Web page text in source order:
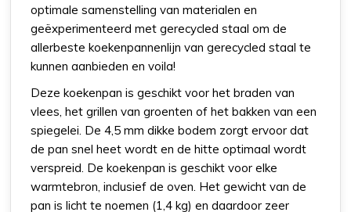
optimale samenstelling van materialen en
geëxperimenteerd met gerecycled staal om de
allerbeste koekenpannenlijn van gerecycled staal te
kunnen aanbieden en voila!
Deze koekenpan is geschikt voor het braden van
vlees, het grillen van groenten of het bakken van een
spiegelei. De 4,5 mm dikke bodem zorgt ervoor dat
de pan snel heet wordt en de hitte optimaal wordt
verspreid. De koekenpan is geschikt voor elke
warmtebron, inclusief de oven. Het gewicht van de
pan is licht te noemen (1,4 kg) en daardoor zeer